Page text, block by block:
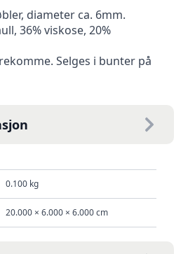
diameter ca. 6mm.
36% viskose, 20%
Selges i bunter på
0.100 kg
20.000 × 6.000 × 6.000 cm